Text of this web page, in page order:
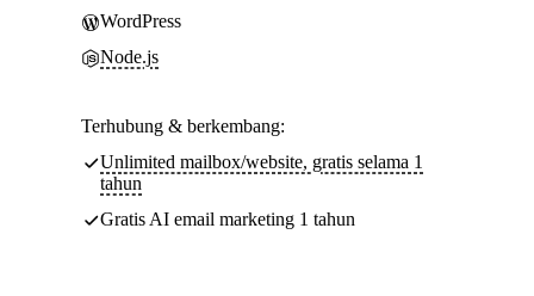
WordPress
Node.js
Terhubung & berkembang:
Unlimited mailbox/website, gratis selama 1
tahun
Gratis AI email marketing 1 tahun